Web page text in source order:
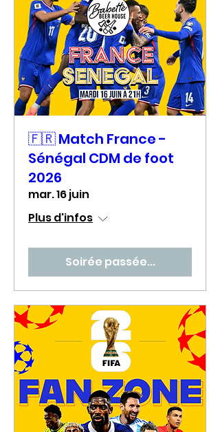
🇫🇷 Match France -
Sénégal CDM de foot
2026
mar. 16 juin
Plus d'infos
Soirée passée...